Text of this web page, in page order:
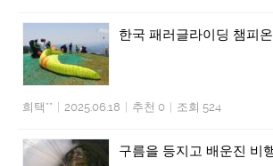
한국 패러글라이딩 챔피
희택** 2025.06.18 추천 0 조회 524
구름을 등지고 배운진 비